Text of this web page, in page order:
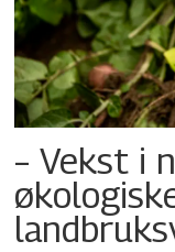
– Vekst i